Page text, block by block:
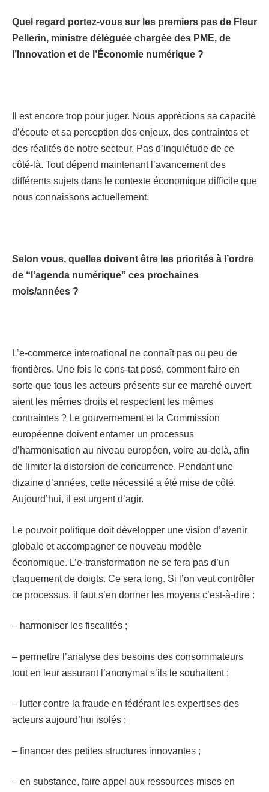
Quel regard portez-vous sur les premiers pas de Fleur
Pellerin, ministre déléguée chargée des PME, de
l’Innovation et de l’Économie numérique ?
Il est encore trop pour juger. Nous apprécions sa capacité
d’écoute et sa perception des enjeux, des contraintes et
des réalités de notre secteur. Pas d’inquiétude de ce
côté-là. Tout dépend maintenant l’avancement des
différents sujets dans le contexte économique difficile que
nous connaissons actuellement.
Selon vous, quelles doivent être les priorités à l’ordre
de “l’agenda numérique” ces prochaines
mois/années ?
L’e-commerce international ne connaît pas ou peu de
frontières. Une fois le cons-tat posé, comment faire en
sorte que tous les acteurs présents sur ce marché ouvert
aient les mêmes droits et respectent les mêmes
contraintes ? Le gouvernement et la Commission
européenne doivent entamer un processus
d’harmonisation au niveau européen, voire au-delà, afin
de limiter la distorsion de concurrence. Pendant une
dizaine d’années, cette nécessité a été mise de côté.
Aujourd’hui, il est urgent d’agir.
Le pouvoir politique doit développer une vision d’avenir
globale et accompagner ce nouveau modèle
économique. L’e-transformation ne se fera pas d’un
claquement de doigts. Ce sera long. Si l’on veut contrôler
ce processus, il faut s’en donner les moyens c’est-à-dire :
– harmoniser les fiscalités ;
– permettre l’analyse des besoins des consommateurs
tout en leur assurant l’anonymat s’ils le souhaitent ;
– lutter contre la fraude en fédérant les expertises des
acteurs aujourd’hui isolés ;
– financer des petites structures innovantes ;
– en substance, faire appel aux ressources mises en